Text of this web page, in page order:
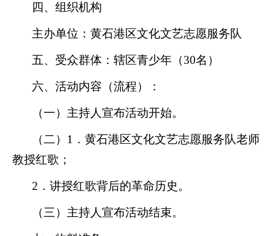
四、组织机构
主办单位：黄石港区文化文艺志愿服务队
五、 受众群体：辖区青少年（30名）
六、活动内容（流程）：
（一）主持人宣布活动开始。
（二） 1．黄石港区文化文艺志愿服务队老师
教授红歌；
2．讲授红歌背后的革命历史。
（三）主持人宣布活动结束。